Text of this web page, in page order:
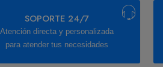
SOPORTE 24/7
Atención directa y personalizada
para atender tus necesidades